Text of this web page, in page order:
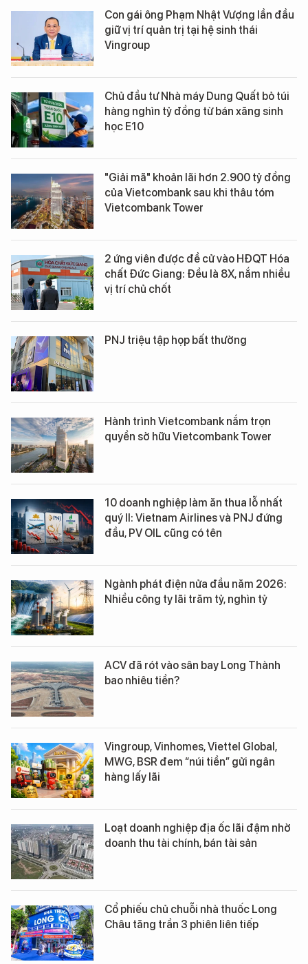
Con gái ông Phạm Nhật Vượng lần đầu
giữ vị trí quản trị tại hệ sinh thái
Vingroup
Chủ đầu tư Nhà máy Dung Quất bỏ túi
hàng nghìn tỷ đồng từ bán xăng sinh
học E10
"Giải mã" khoản lãi hơn 2.900 tỷ đồng
của Vietcombank sau khi thâu tóm
Vietcombank Tower
2 ứng viên được đề cử vào HĐQT Hóa
chất Đức Giang: Đều là 8X, nắm nhiều
vị trí chủ chốt
PNJ triệu tập họp bất thường
Hành trình Vietcombank nắm trọn
quyền sở hữu Vietcombank Tower
10 doanh nghiệp làm ăn thua lỗ nhất
quý II: Vietnam Airlines và PNJ đứng
đầu, PV OIL cũng có tên
Ngành phát điện nửa đầu năm 2026:
Nhiều công ty lãi trăm tỷ, nghìn tỷ
ACV đã rót vào sân bay Long Thành
bao nhiêu tiền?
Vingroup, Vinhomes, Viettel Global,
MWG, BSR đem “núi tiền” gửi ngân
hàng lấy lãi
Loạt doanh nghiệp địa ốc lãi đậm nhờ
doanh thu tài chính, bán tài sản
Cổ phiếu chủ chuỗi nhà thuốc Long
Châu tăng trần 3 phiên liên tiếp